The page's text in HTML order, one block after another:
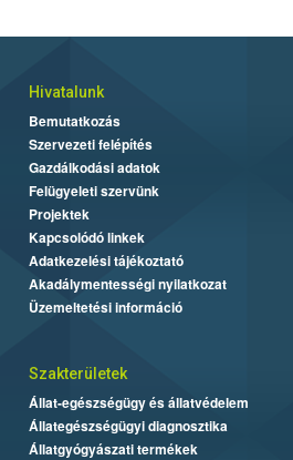
Hivatalunk
Bemutatkozás
Szervezeti felépítés
Gazdálkodási adatok
Felügyeleti szervünk
Projektek
Kapcsolódó linkek
Adatkezelési tájékoztató
Akadálymentességi nyilatkozat
Üzemeltetési információ
Szakterületek
Állat-egészségügy és állatvédelem
Állategészségügyi diagnosztika
Állatgyógyászati termékek